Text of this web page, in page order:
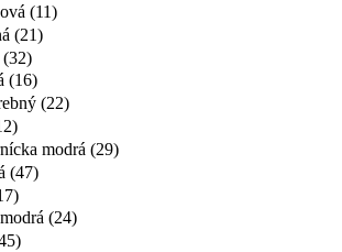
(11)
(21)
(32)
(16)
(22)
modrá (29)
(47)
(24)